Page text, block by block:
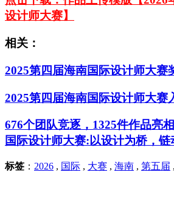
设计师大赛】
相关：
2025第四届海南国际设计师大赛
2025第四届海南国际设计师大赛
676个团队竞逐，1325件作品亮
国际设计师大赛:以设计为桥，
标签 ： 2026 , 国际 , 大赛 , 海南 , 第五届 ,